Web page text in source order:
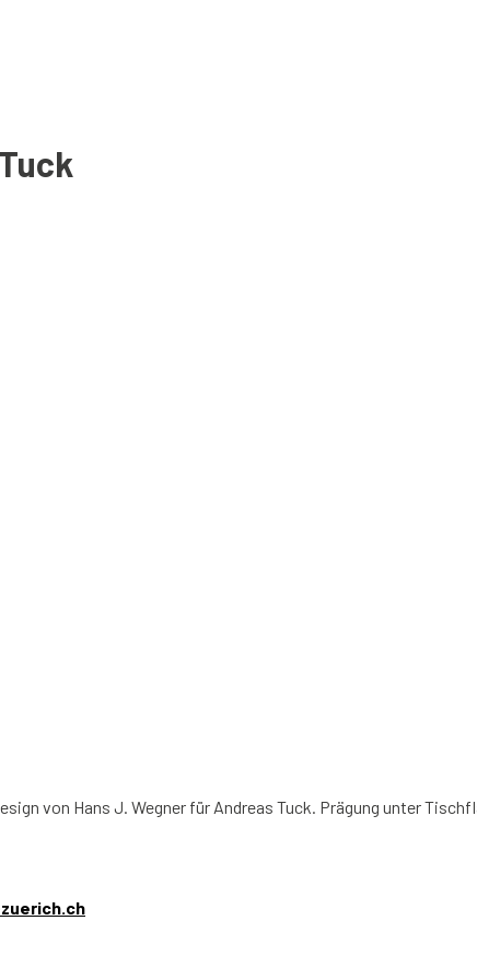
von Hans J. Wegner für Andreas Tuck. Prägung unter